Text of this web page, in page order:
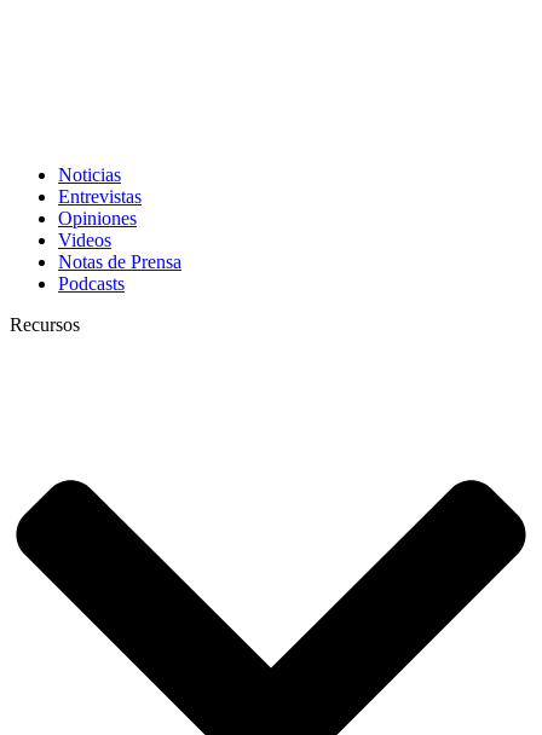
Noticias
Entrevistas
Opiniones
Videos
Notas de Prensa
Podcasts
Recursos